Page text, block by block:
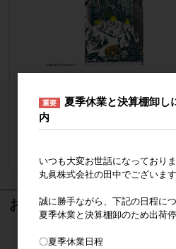
販売価格
（単価 × 入数）
おすすめ商品
重要
夏季休業と決算棚卸し
内
いつも大変お世話になっておりま
丸眞株式会社の田中でございます
誠に勝手ながら、下記の日程に
夏季休業と決算棚卸のため出荷
〇夏季休業日程